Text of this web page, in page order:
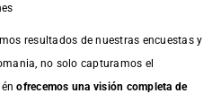
resultados de nuestras encuestasy
no solo capturamos el
ofrecemos una visión completa de